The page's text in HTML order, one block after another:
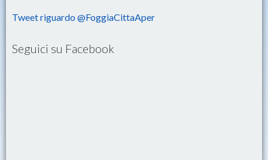
Tweet riguardo @FoggiaCittaAper
Seguici su Facebook